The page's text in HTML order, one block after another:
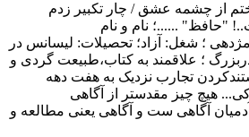
از چشمه عشق / چار تکبیر زدم
"حافظ" ......؛ نام و نام
؛ شغل: آزاد؛ تحصیلات: لیسانس در
؛ علاقمند به کتاب،طبیعت گردی و
تجارب نزدیک به هفت دهه
هیچ چیز مقدستر از آگاهی
آگاهی ست و آگاهی یعنی مطالعه و